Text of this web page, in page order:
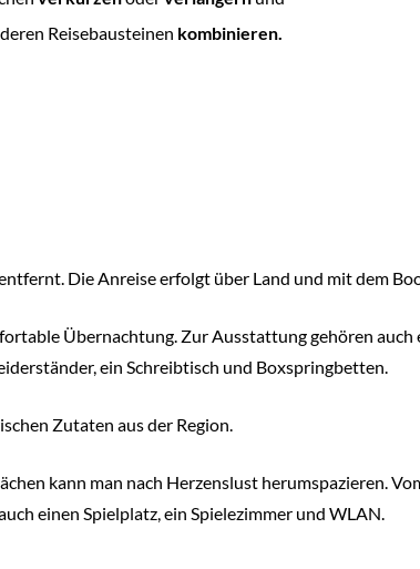
Reisebausteinen kombinieren.
Die Anreise erfolgt über Land und mit dem
Übernachtung. Zur Ausstattung gehören auch
ein Schreibtisch und Boxspringbetten.
Zutaten aus der Region.
kann man nach Herzenslust herumspazieren.
einen Spielplatz, ein Spielezimmer und WLAN.